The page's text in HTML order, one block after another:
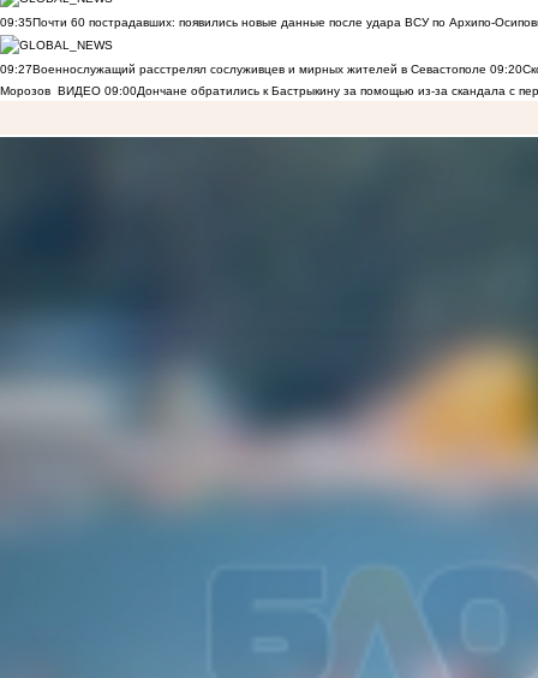
09:35Почти 60 пострадавших: появились новые данные после удара ВСУ по Архипо-
09:27Военнослужащий расстрелял сослуживцев и мирных жителей в Севастополе 09:20
Морозов ВИДЕО 09:00Дончане обратились к Бастрыкину за помощью из-за скандала с